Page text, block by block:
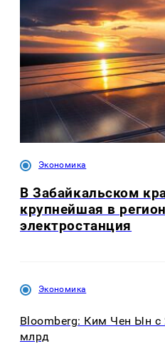
Экономика
В Забайкальском
крупнейшая в
электростанция
Экономика
Bloomberg: Ким Чен Ын с
млрд